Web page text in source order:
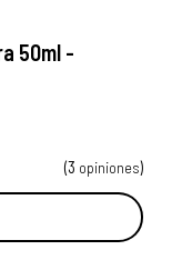
50ml -
(3 opiniones)